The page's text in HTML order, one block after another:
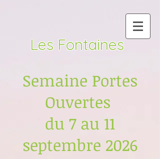
Les Fontaines
Semaine Portes
Ouvertes
du 7 au 11
septembre 2026